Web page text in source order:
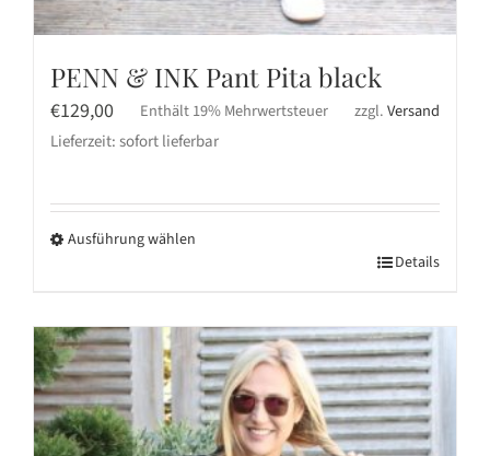
PENN & INK Pant Pita black
€129,00 Enthält 19% Mehrwertsteuer zzgl.Versand
Lieferzeit: sofort lieferbar
Ausführung wählen
weist
mehrere
Varianten
auf.
Die
Details